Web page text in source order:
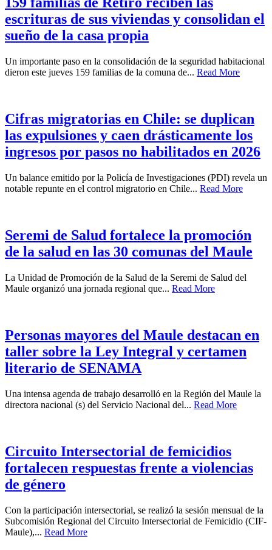
escrituras de sus viviendas y consolidan el
sueño de la casa propia
Un importante paso en la consolidación de la seguridad habitacional
dieron este jueves 159 familias de la comuna de... Read More
Cifras migratorias en Chile: se duplican
las expulsiones y caen drásticamente los
ingresos por pasos no habilitados en 2026
Un balance emitido por la Policía de Investigaciones (PDI) revela un
notable repunte en el control migratorio en Chile... Read More
Seremi de Salud fortalece la promoción
de la salud en las 30 comunas del Maule
La Unidad de Promoción de la Salud de la Seremi de Salud del
Maule organizó una jornada regional que... Read More
Personas mayores del Maule destacan en
taller sobre la Ley Integral y certamen
literario de SENAMA
Una intensa agenda de trabajo desarrolló en la Región del Maule la
directora nacional (s) del Servicio Nacional del... Read More
Circuito Intersectorial de femicidios
fortalecen respuestas frente a violencias
de género
Con la participación intersectorial, se realizó la sesión mensual de la
Subcomisión Regional del Circuito Intersectorial de Femicidio (CIF-
Maule),... Read More